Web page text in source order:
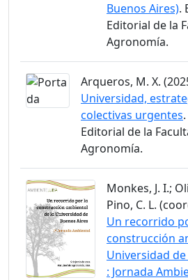
Buenos Aires).
Editorial de la
Agronomía.
Arqueros, M. X.
Universidad,
colectivas urgentes
Editorial de la
Agronomía.
Monkes, J. I.;
Pino, C. L.
Un recorrido
construcción
Universidad
: Jornada